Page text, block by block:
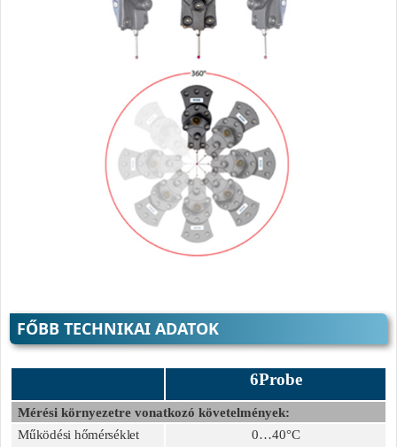
FŐBB TECHNIKAI ADATOK
6Probe
Mérési környezetre vonatkozó követelmények:
Működési hőmérséklet
0…40°C